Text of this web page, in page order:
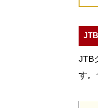
JTB
す。